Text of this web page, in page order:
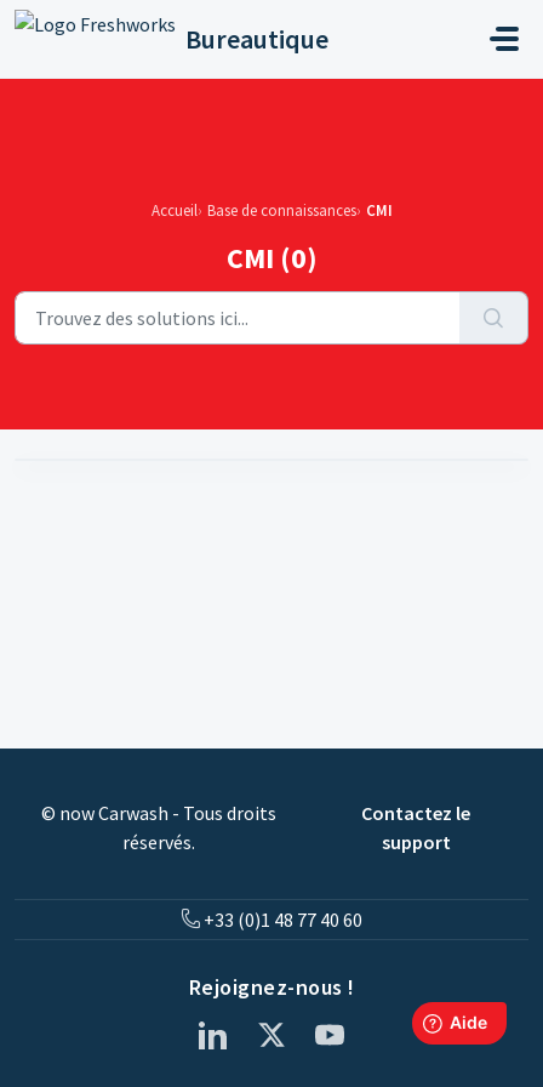
Passer au contenu principal
Bureautique
Accueil Base de connaissances CMI
CMI (0)
© now Carwash - Tous droits
réservés.
Contactez le
support
+33 (0)1 48 77 40 60
Rejoignez-nous !